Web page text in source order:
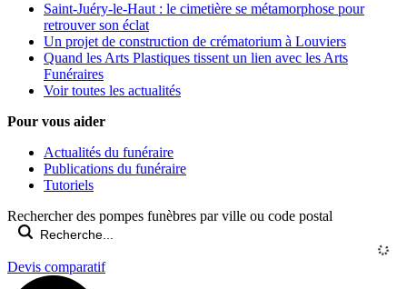
Saint-Juéry-le-Haut : le cimetière se métamorphose pour
retrouver son éclat
Un projet de construction de crématorium à Louviers
Quand les Arts Plastiques tissent un lien avec les Arts
Funéraires
Voir toutes les actualités
Pour vous aider
Actualités du funéraire
Publications du funéraire
Tutoriels
Rechercher des pompes funèbres par ville ou code postal
Devis comparatif